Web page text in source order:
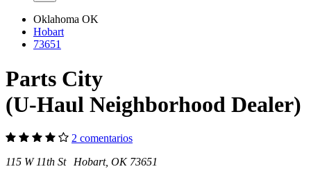
Oklahoma OK
Hobart
73651
Parts City
(U-Haul Neighborhood Dealer)
2 comentarios
115 W 11th St Hobart, OK 73651